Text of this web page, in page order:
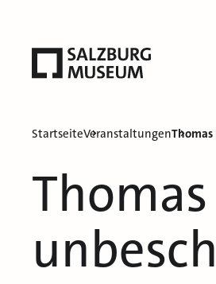
StartseiteVeranstaltungen